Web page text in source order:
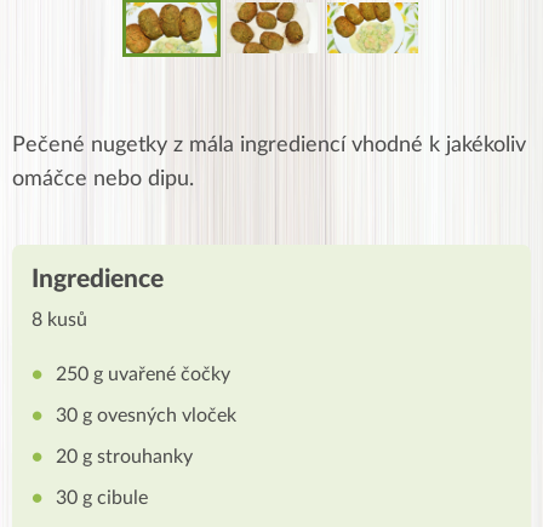
Pečené nugetky z mála ingrediencí vhodné k jakékoliv
omáčce nebo dipu.
Ingredience
8 kusů
250 g uvařené čočky
30 g ovesných vloček
20 g strouhanky
30 g cibule